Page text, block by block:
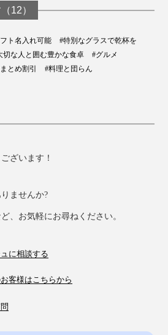
12）
ト名入れ可能
#特別なグラスで乾杯を
切な人と囲む豊かな食卓
#グルメ
とめ割引
#料理と団らん
ざいます！
ませんか?
、お気軽にお尋ねください。
に相談する
客様はこちらから